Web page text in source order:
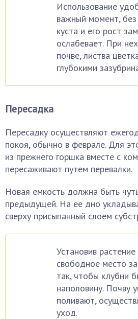
Использование
важный момент, без
куста и его рост
ослабевает. При
почве, листва
глубокими
Пересадка
Пересадку осуществляют
покоя, обычно в феврале. Для
из прежнего горшка вместе с
пересаживают путем перевалки.
Новая емкость должна быть
предыдущей. На ее дно
сверху присыпанный слоем
Установив
свободное место
так, чтобы клубни
наполовину. Почву
поливают,
уход.